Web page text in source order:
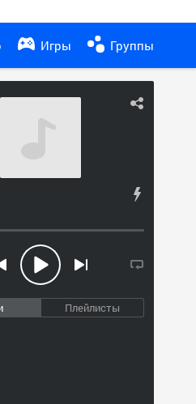
Игры Группы
Плейлисты